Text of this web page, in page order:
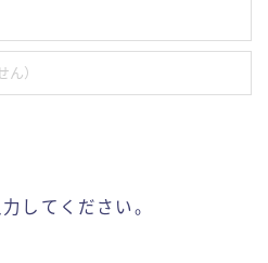
してください。